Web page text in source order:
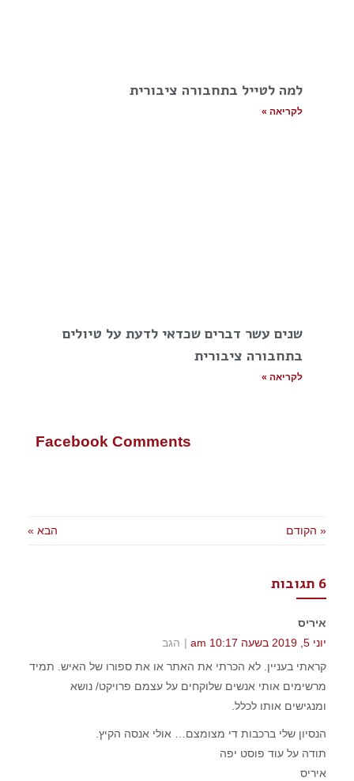
למה לטייל בתחבורה ציבורית
לקריאה »
שנים עשר דברים שכדאי לדעת על טיולים
בתחבורה ציבורית
לקריאה »
Facebook Comments
« הקודם הבא »
6 תגובות
איריס
יוני 5, 2019 בשעה 10:17 am
הגב
קראתי בעניין. לא הכרתי את האתר או את ספורו של האיש. תמיד
מרשימים אותי אנשים שלוקחים על עצמם פרויקט/ נושא
ומנגישים אותו לכלל.
הנסיון שלי ברכבות די מצומצם… אולי אנסה הקיץ.
תודה על עוד פוסט יפה
איריס